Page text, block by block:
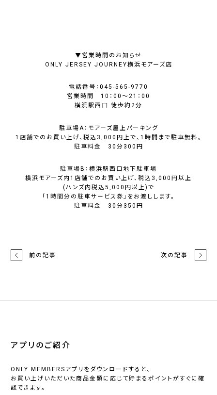
▼営業時間のお知らせ
ONLY JERSEY JOURNEY横浜モアーズ店
電話番号：045-565-9770
営業時間 10：00～21：00
横浜駅西口 徒歩約2分
駐車場A：モアーズ屋上パーキング
1店舗でのお買い上げ、税込3,000円上で、1時間まで駐車無料。
駐車料金 30分300円
駐車場B：横浜駅西口地下駐車場
横浜モアーズ内1店舗でのお買い上げ、税込3,000円以上
(ハンズ内税込5,000円以上)で
「1時間分の駐車サービス券」をお渡しします。
駐車料金 30分350円
前の記事 次の記事
アプリのご紹介
ONLY MEMBERSアプリをダウンロードすると、
お買い上げいただいた商品金額に応じて貯まるポイントがすぐに確
認できます。